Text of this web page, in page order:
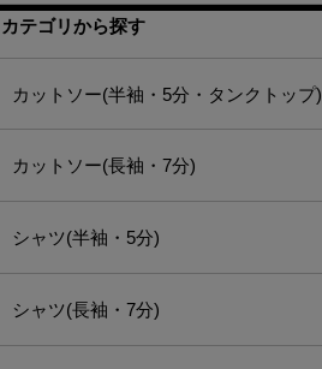
カテゴリから探す
カットソー(半袖・5分・タンクトップ)
カットソー(長袖・7分)
シャツ(半袖・5分)
シャツ(長袖・7分)